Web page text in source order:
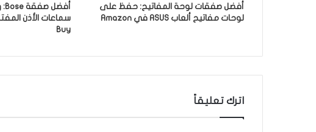
أفضل صفقات لوحة المفاتيح: حفظ على
لوحات مفاتيح ألعاب ASUS في Amazon
Buy
اترك تعليقاً